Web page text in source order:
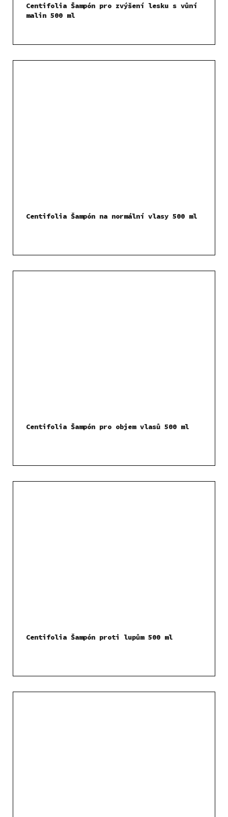
Centifolia Šampón pro zvýšení lesku s vůní
malin 500 ml
Centifolia Šampón na normální vlasy 500 ml
Centifolia Šampón pro objem vlasů 500 ml
Centifolia Šampón proti lupům 500 ml